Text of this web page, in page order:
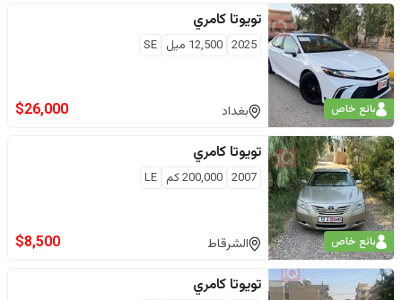
بائع خاص
تويوتا كامري
2025
12,500 ميل SE
بغداد $26,000
بائع خاص
تويوتا كامري
2007
200,000كم LE
الشرقاط $8,500
تويوتا كامري